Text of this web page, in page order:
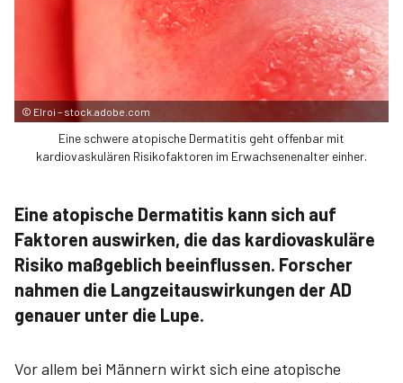
© Elroi – stock.adobe.com
Eine schwere atopische Dermatitis geht offenbar mit
kardiovaskulären Risikofaktoren im Erwachsenenalter einher.
Eine atopische Dermatitis kann sich auf
Faktoren auswirken, die das kardiovaskuläre
Risiko maßgeblich beeinflussen. Forscher
nahmen die Langzeitauswirkungen der AD
genauer unter die Lupe.
Vor allem bei Männern wirkt sich eine atopische